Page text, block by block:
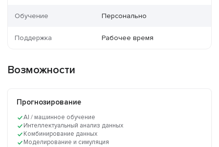
Обучение Персонально
Поддержка Рабочее время
Возможности
Прогнозирование
AI / машинное обучение
Интеллектуальный анализ данных
Комбинирование данных
Моделирование и симуляция